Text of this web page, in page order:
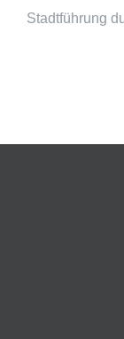
Stadtführung